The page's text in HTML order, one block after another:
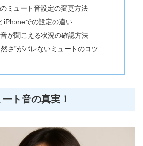
ミュート音設定の変更方法
iPhoneでの設定の違い
が聞こえる状況の確認方法
然さ”がバレないミュートのコツ
ト音の真実！